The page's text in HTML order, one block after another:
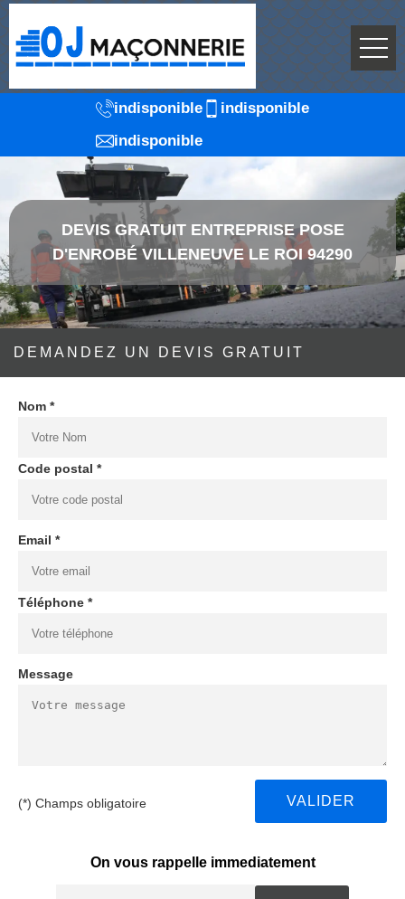
indisponible
indisponible
indisponible
DEVIS GRATUIT ENTREPRISE POSE
D'ENROBÉ VILLENEUVE LE ROI 94290
DEMANDEZ UN DEVIS GRATUIT
Nom *
Code postal *
Email *
Téléphone *
Message
(*) Champs obligatoire
On vous rappelle immediatement